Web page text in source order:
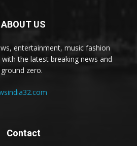
ABOUT US
entertainment, music fashion
the latest breaking news and
zero.
Contact